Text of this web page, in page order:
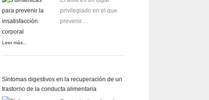
privilegiado en el que
prevenir…
Leer más...
Síntomas digestivos en la recuperación de un
trastorno de la conducta alimentaria